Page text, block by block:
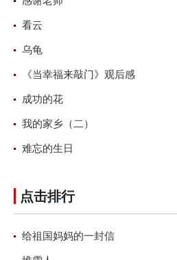
看云
乌龟
《当幸福来敲门》观后感
成功的花
我的家乡（二）
难忘的生日
点击排行
给祖国妈妈的一封信